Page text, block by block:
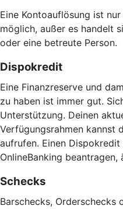
Eine Kontoauflösung ist
möglich, außer es handelt
oder eine betreute Person.
Dispokredit
Eine Finanzreserve und
zu haben ist immer gut.
Unterstützung. Deinen
Verfügungsrahmen kannst
aufrufen. Einen
OnlineBanking beantragen,
Schecks
Barschecks, Orderschecks